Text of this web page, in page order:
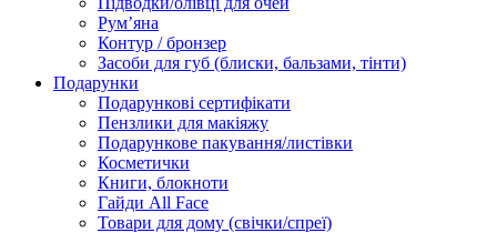
Румʼяна
Контур / бронзер
Засоби для губ (блиски, бальзами, тінти)
Подарунки
Подарункові сертифікати
Пензлики для макіяжу
Подарункове пакування/листівки
Косметички
Книги, блокноти
Гайди All Face
Товари для дому (свічки/спреї)